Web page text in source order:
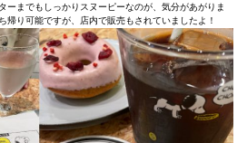
ーまでもしっかりスヌーピーなのが、気分があがりま
帰り可能ですが、店内で販売もされていましたよ！